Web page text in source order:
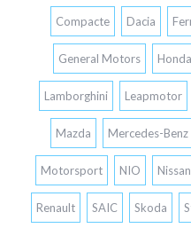
Compacte Dacia
General Motors Honda
Lamborghini Leapmotor
Mazda Mercedes-Benz
Motorsport NIO Nissan
Renault SAIC Skoda